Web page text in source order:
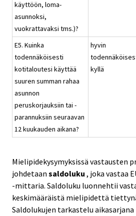
käyttöön, loma-
asunnoksi,
vuokrattavaksi tms.)?
E5. Kuinka
todennäköisesti
kotitaloutesi käyttää
suuren summan rahaa
asunnon
peruskorjauksiin tai -
parannuksiin seuraavan
12 kuukauden aikana?
hyvin
kyllä
Mielipidekysymyksissä vastausten
johdetaan saldoluku , joka vastaa
-mittaria. Saldoluku luonnehtii
keskimääräistä mielipidettä
Saldolukujen tarkastelu